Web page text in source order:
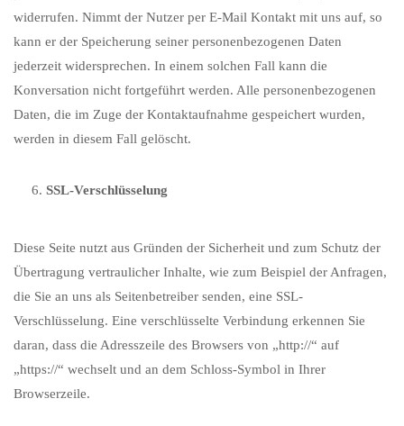
widerrufen. Nimmt der Nutzer per E-Mail Kontakt mit uns auf, so
kann er der Speicherung seiner personenbezogenen Daten
jederzeit widersprechen. In einem solchen Fall kann die
Konversation nicht fortgeführt werden. Alle personenbezogenen
Daten, die im Zuge der Kontaktaufnahme gespeichert wurden,
werden in diesem Fall gelöscht.
SSL-Verschlüsselung
Diese Seite nutzt aus Gründen der Sicherheit und zum Schutz der
Übertragung vertraulicher Inhalte, wie zum Beispiel der Anfragen,
die Sie an uns als Seitenbetreiber senden, eine SSL-
Verschlüsselung. Eine verschlüsselte Verbindung erkennen Sie
daran, dass die Adresszeile des Browsers von „http://“ auf
„https://“ wechselt und an dem Schloss-Symbol in Ihrer
Browserzeile.